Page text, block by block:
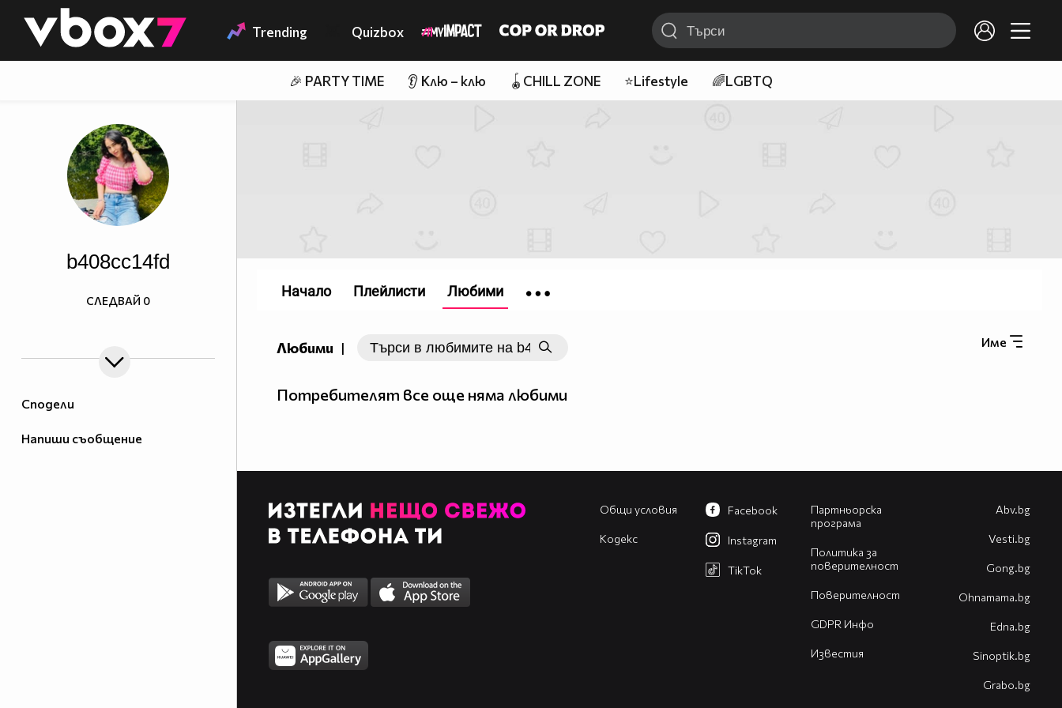
👾 Trending Quizbox
🎉 PARTY TIME 👂 Клю – клю 🪀CHILL ZONE ⭐Lifestyle 🌈LGBTQ
Сподели
Напиши съобщение
b408cc14fd
СЛЕДВАЙ 0
Любими | Име
Потребителят все още няма любими
Начало Плейлисти Любими
Общи условия
Кодекс
Партньорска
програма
Политика за
поверителност
Поверителност
GDPR Инфо
Известия
Facebook
Instagram
TikTok
Abv.bg
Vesti.bg
Gong.bg
Оhnamama.bg
Edna.bg
Sinoptik.bg
Grabo.bg